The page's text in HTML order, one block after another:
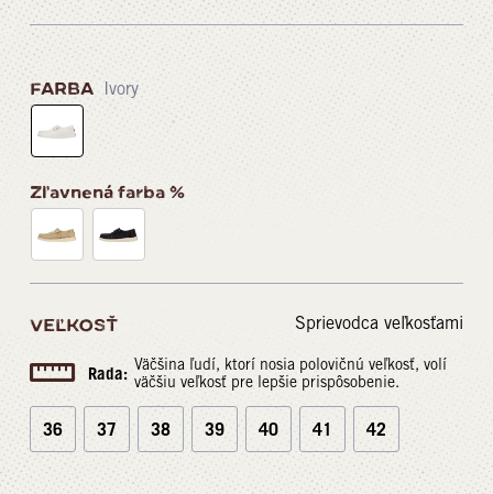
FARBA Ivory
Zľavnená farba %
VEĽKOSŤ Sprievodca veľkosťami
Rada: Väčšina ľudí, ktorí nosia polovičnú veľkosť, volí
väčšiu veľkosť pre lepšie prispôsobenie.
36 37 38 39 40 41 42